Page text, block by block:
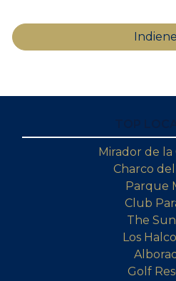
Mirador de la
Charco
Parque
Club
The
Los
Golf